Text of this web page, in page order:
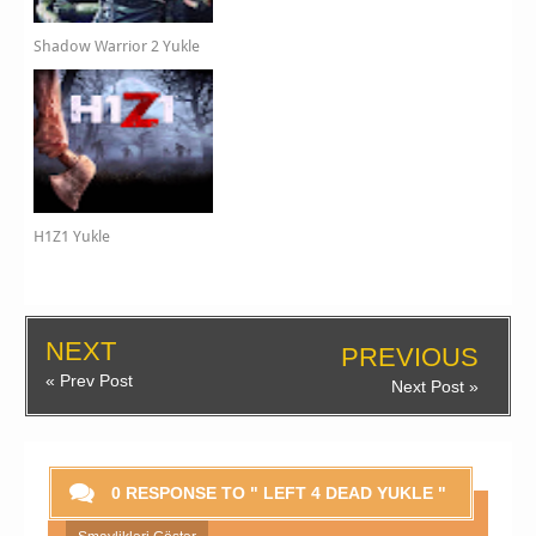
Shadow Warrior 2 Yukle
H1Z1 Yukle
NEXT
« Prev Post
PREVIOUS
Next Post »
0 RESPONSE TO " LEFT 4 DEAD YUKLE "